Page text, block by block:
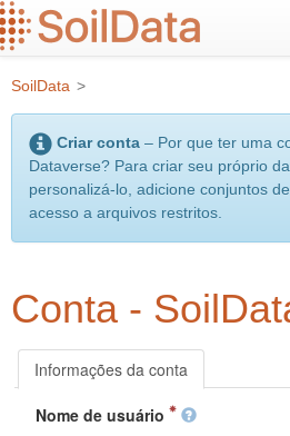
Ir
para
conteúdo
principal
SoilData >
Criar conta – Por que ter uma
Dataverse? Para criar seu próprio
personalizá-lo, adicione conjuntos
acesso a arquivos restritos.
Conta -
Informações da conta
Nome de usuário